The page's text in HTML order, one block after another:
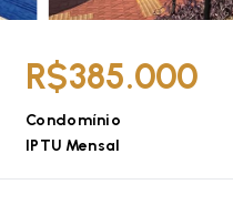
R$385.000
Condomínio
IPTU Mensal